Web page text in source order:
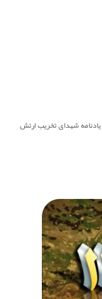
یادنامه شهدای تخریب ارتش